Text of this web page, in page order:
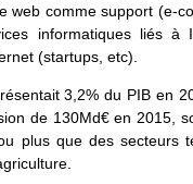
web comme support (e-
informatiques liés à
(startups, etc).
3,2% du PIB en
de 130Md€ en 2015,
plus que des secteurs